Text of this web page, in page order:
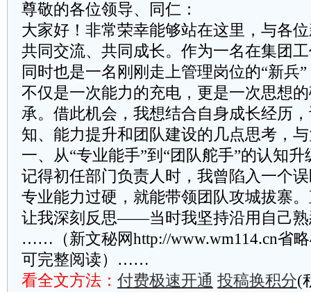
尊敬的各位领导、同仁：
大家好！非常荣幸能够站在这里，与各
共同交流、共同成长。作为一名在集团
同时也是一名刚刚走上管理岗位的“新兵
不仅是一次能力的充电，更是一次思想
承。借此机会，我想结合自身成长经历
知、能力提升和团队建设的几点思考，
一、从“专业能手”到“团队舵手”的认知升
记得初任部门负责人时，我曾陷入一个
专业能力过硬，就能带领团队攻城拔寨
让我深刻反思——当时我坚持沿用自己
……（新文秘网http://www.wm114.cn省
可完整阅读）……
看全文方法： 付费极速开通 投稿换积分(